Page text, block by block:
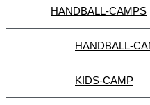
HANDBALL-CAMPS
HANDBALL-
KIDS-CAMP